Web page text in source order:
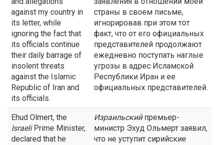
against my country in
its letter, while
ignoring the fact that
its officials continue
their daily barrage of
insolent threats
against the Islamic
Republic of Iran and
its officials.
страны в своем письме,
игнорировав при этом тот
факт, что от его официальных
представителей продолжают
ежедневно поступать наглые
угрозы в адрес Исламской
Республики Иран и ее
официальных представителей.
Ehud Olmert, the
IsraeliPrime Minister,
declared that he
Израильскийпремьер-
министр Эхуд Ольмерт заявил,
что не уступит сирийские